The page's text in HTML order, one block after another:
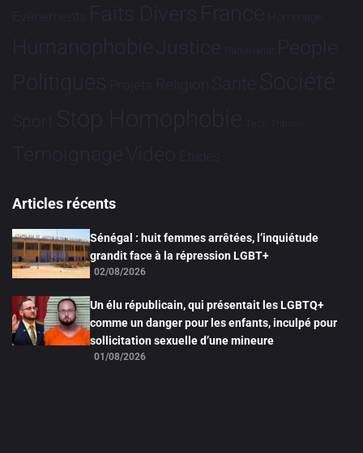
Evénements Faits Divers France Hommage
HumanophobieJustice Partenariat People
Politiques Projets Religion Santé Société
Sport Stop Homophobie Tech Tribune
TémoignageVidéo Études
Articles récents
Sénégal : huit femmes arrêtées, l’inquiétude
grandit face à la répression LGBT+
02/08/2026
Un élu républicain, qui présentait les LGBTQ+
comme un danger pour les enfants, inculpé pour
sollicitation sexuelle d’une mineure
01/08/2026